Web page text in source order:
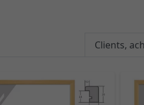
Clients,